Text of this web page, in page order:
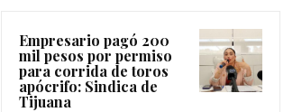
Empresario pagó 200
mil pesos por permiso
para corrida de toros
apócrifo: Sindica de
Tijuana